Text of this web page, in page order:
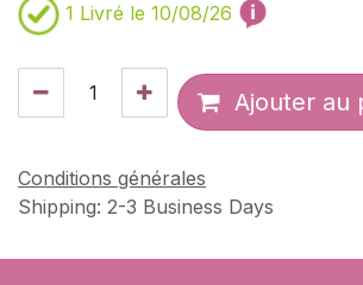
1 Livré le 10/08/26
Ajouter au
Conditions générales
Shipping: 2-3 Business Days